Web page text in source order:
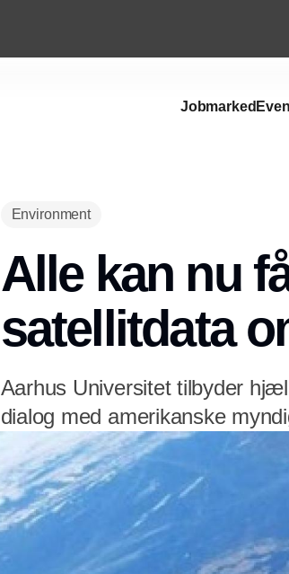
Jobmarked
Environment
Alle kan nu
satellitdata
Aarhus Universitet tilbyder
dialog med amerikanske